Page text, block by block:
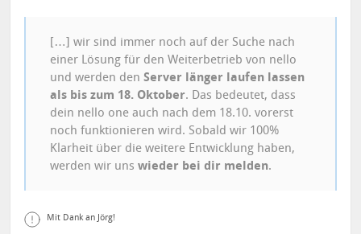
[…] wir sind immer noch auf der Suche nach
einer Lösung für den Weiterbetrieb von nello
und werden denServer länger laufen lassen
als bis zum 18. Oktober. Das bedeutet, dass
dein nello one auch nach dem 18.10. vorerst
noch funktionieren wird. Sobald wir 100%
Klarheit über die weitere Entwicklung haben,
werden wir unswieder bei dir melden.
Mit Dank an Jörg!